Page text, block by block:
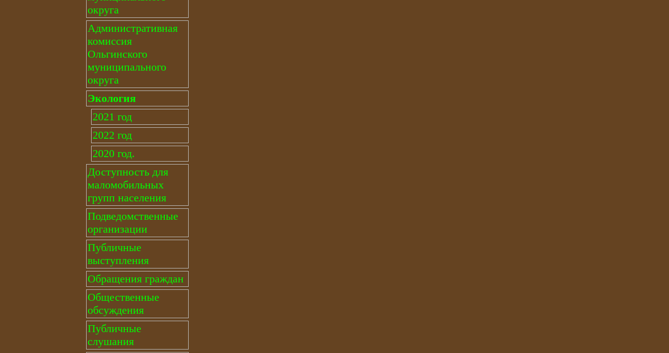
округа
Административная
комиссия
Ольгинского
муниципального
округа
Экология
2021 год
2022 год
2020 год.
Доступность для
маломобильных
групп населения
Подведомственные
организации
Публичные
выступления
Обращения граждан
Общественные
обсуждения
Публичные
слушания